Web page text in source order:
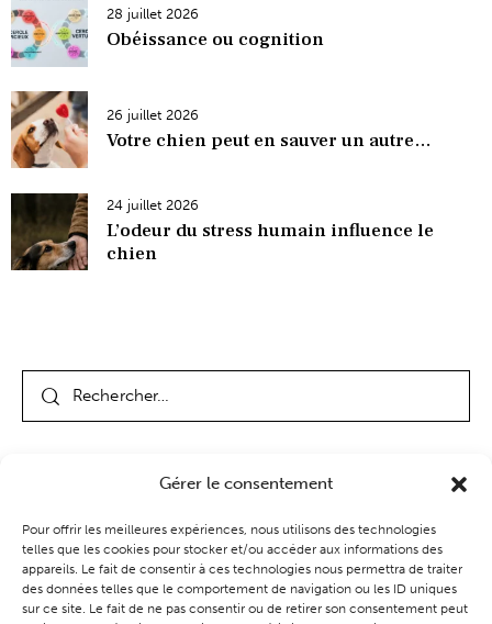
Gérer le consentement
Pour offrir les meilleures expériences, nous utilisons des technologies
telles que les cookies pour stocker et/ou accéder aux informations des
appareils. Le fait de consentir à ces technologies nous permettra de traiter
des données telles que le comportement de navigation ou les ID uniques
sur ce site. Le fait de ne pas consentir ou de retirer son consentement peut
28 juillet 2026
Obéissance ou cognition
26 juillet 2026
Votre chien peut en sauver un autre…
24 juillet 2026
L’odeur du stress humain influence le
chien
Coaching Événements Blog Boutique